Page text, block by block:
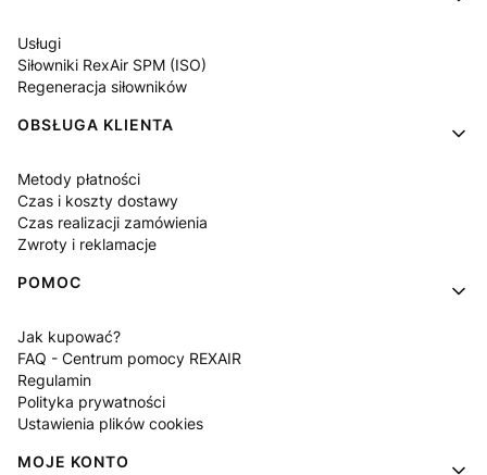
Usługi
Siłowniki RexAir SPM (ISO)
Regeneracja siłowników
OBSŁUGA KLIENTA
Metody płatności
Czas i koszty dostawy
Czas realizacji zamówienia
Zwroty i reklamacje
POMOC
Jak kupować?
FAQ - Centrum pomocy REXAIR
Regulamin
Polityka prywatności
Ustawienia plików cookies
MOJE KONTO